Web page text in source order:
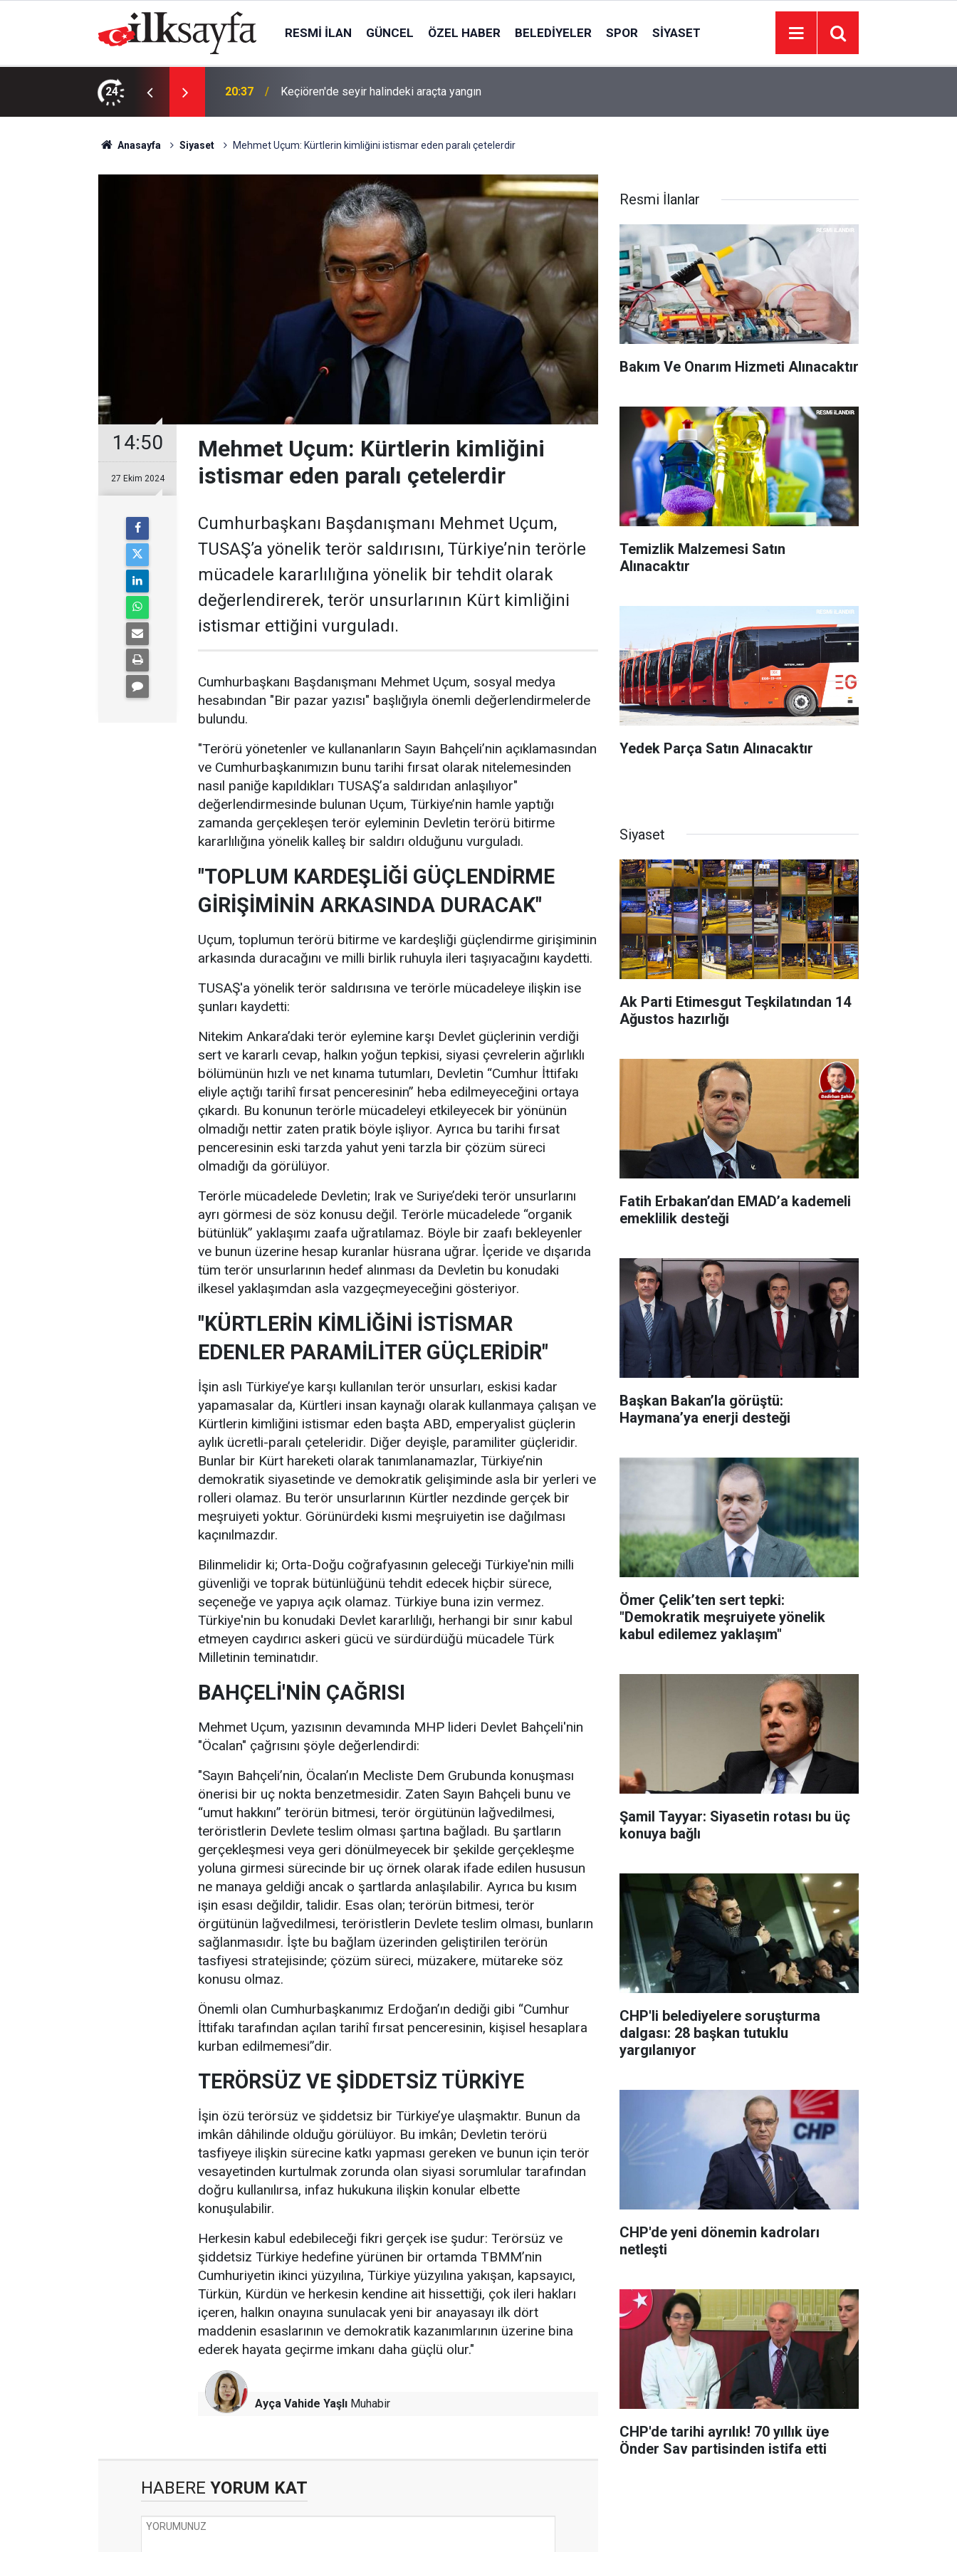
RESMI İLAN GÜNCEL ÖZEL HABER BELEDIYELER SPOR SIYASET
24 20:37 Keçiören'de seyir halindeki araçta yangın
Anasayfa Siyaset Mehmet Uçum: Kürtlerin kimliğini istismar eden paralı çetelerdir
14:50
27 Ekim 2024
Mehmet Uçum: Kürtlerin kimliğini
istismar eden paralı çetelerdir
Cumhurbaşkanı Başdanışmanı Mehmet Uçum,
TUSAŞ’a yönelik terör saldırısını, Türkiye’nin terörle
mücadele kararlılığına yönelik bir tehdit olarak
değerlendirerek, terör unsurlarının Kürt kimliğini
istismar ettiğini vurguladı.
Cumhurbaşkanı Başdanışmanı Mehmet Uçum, sosyal medya
hesabından "Bir pazar yazısı" başlığıyla önemli değerlendirmelerde
bulundu.
"Terörü yönetenler ve kullananların Sayın Bahçeli’nin açıklamasından
ve Cumhurbaşkanımızın bunu tarihi fırsat olarak nitelemesinden
nasıl paniğe kapıldıkları TUSAŞ’a saldırıdan anlaşılıyor"
değerlendirmesinde bulunan Uçum, Türkiye’nin hamle yaptığı
zamanda gerçekleşen terör eyleminin Devletin terörü bitirme
kararlılığına yönelik kalleş bir saldırı olduğunu vurguladı.
"TOPLUM KARDEŞLİĞİ GÜÇLENDİRME
GİRİŞİMİNİN ARKASINDA DURACAK"
Uçum, toplumun terörü bitirme ve kardeşliği güçlendirme girişiminin
arkasında duracağını ve milli birlik ruhuyla ileri taşıyacağını kaydetti.
TUSAŞ'a yönelik terör saldırısına ve terörle mücadeleye ilişkin ise
şunları kaydetti:
Nitekim Ankara’daki terör eylemine karşı Devlet güçlerinin verdiği
sert ve kararlı cevap, halkın yoğun tepkisi, siyasi çevrelerin ağırlıklı
bölümünün hızlı ve net kınama tutumları, Devletin “Cumhur İttifakı
eliyle açtığı tarihî fırsat penceresinin” heba edilmeyeceğini ortaya
çıkardı. Bu konunun terörle mücadeleyi etkileyecek bir yönünün
olmadığı nettir zaten pratik böyle işliyor. Ayrıca bu tarihi fırsat
penceresinin eski tarzda yahut yeni tarzla bir çözüm süreci
olmadığı da görülüyor.
Terörle mücadelede Devletin; Irak ve Suriye’deki terör unsurlarını
ayrı görmesi de söz konusu değil. Terörle mücadelede “organik
bütünlük” yaklaşımı zaafa uğratılamaz. Böyle bir zaafı bekleyenler
ve bunun üzerine hesap kuranlar hüsrana uğrar. İçeride ve dışarıda
tüm terör unsurlarının hedef alınması da Devletin bu konudaki
ilkesel yaklaşımdan asla vazgeçmeyeceğini gösteriyor.
"KÜRTLERİN KİMLİĞİNİ İSTİSMAR
EDENLER PARAMİLİTER GÜÇLERİDİR"
İşin aslı Türkiye’ye karşı kullanılan terör unsurları, eskisi kadar
yapamasalar da, Kürtleri insan kaynağı olarak kullanmaya çalışan ve
Kürtlerin kimliğini istismar eden başta ABD, emperyalist güçlerin
aylık ücretli-paralı çeteleridir. Diğer deyişle, paramiliter güçleridir.
Bunlar bir Kürt hareketi olarak tanımlanamazlar, Türkiye’nin
demokratik siyasetinde ve demokratik gelişiminde asla bir yerleri ve
rolleri olamaz. Bu terör unsurlarının Kürtler nezdinde gerçek bir
meşruiyeti yoktur. Görünürdeki kısmi meşruiyetin ise dağılması
kaçınılmazdır.
Bilinmelidir ki; Orta-Doğu coğrafyasının geleceği Türkiye'nin milli
güvenliği ve toprak bütünlüğünü tehdit edecek hiçbir sürece,
seçeneğe ve yapıya açık olamaz. Türkiye buna izin vermez.
Türkiye'nin bu konudaki Devlet kararlılığı, herhangi bir sınır kabul
etmeyen caydırıcı askeri gücü ve sürdürdüğü mücadele Türk
Milletinin teminatıdır.
BAHÇELİ'NİN ÇAĞRISI
Mehmet Uçum, yazısının devamında MHP lideri Devlet Bahçeli'nin
"Öcalan" çağrısını şöyle değerlendirdi:
"Sayın Bahçeli’nin, Öcalan’ın Mecliste Dem Grubunda konuşması
önerisi bir uç nokta benzetmesidir. Zaten Sayın Bahçeli bunu ve
“umut hakkını” terörün bitmesi, terör örgütünün lağvedilmesi,
teröristlerin Devlete teslim olması şartına bağladı. Bu şartların
gerçekleşmesi veya geri dönülmeyecek bir şekilde gerçekleşme
yoluna girmesi sürecinde bir uç örnek olarak ifade edilen hususun
ne manaya geldiği ancak o şartlarda anlaşılabilir. Ayrıca bu kısım
işin esası değildir, talidir. Esas olan; terörün bitmesi, terör
örgütünün lağvedilmesi, teröristlerin Devlete teslim olması, bunların
sağlanmasıdır. İşte bu bağlam üzerinden geliştirilen terörün
tasfiyesi stratejisinde; çözüm süreci, müzakere, mütareke söz
konusu olmaz.
Önemli olan Cumhurbaşkanımız Erdoğan’ın dediği gibi “Cumhur
İttifakı tarafından açılan tarihî fırsat penceresinin, kişisel hesaplara
kurban edilmemesi”dir.
TERÖRSÜZ VE ŞİDDETSİZ TÜRKİYE
İşin özü terörsüz ve şiddetsiz bir Türkiye’ye ulaşmaktır. Bunun da
imkân dâhilinde olduğu görülüyor. Bu imkân; Devletin terörü
tasfiyeye ilişkin sürecine katkı yapması gereken ve bunun için terör
vesayetinden kurtulmak zorunda olan siyasi sorumlular tarafından
doğru kullanılırsa, infaz hukukuna ilişkin konular elbette
konuşulabilir.
Herkesin kabul edebileceği fikri gerçek ise şudur: Terörsüz ve
şiddetsiz Türkiye hedefine yürünen bir ortamda TBMM’nin
Cumhuriyetin ikinci yüzyılına, Türkiye yüzyılına yakışan, kapsayıcı,
Türkün, Kürdün ve herkesin kendine ait hissettiği, çok ileri hakları
içeren, halkın onayına sunulacak yeni bir anayasayı ilk dört
maddenin esaslarının ve demokratik kazanımlarının üzerine bina
ederek hayata geçirme imkanı daha güçlü olur."
Ayça Vahide Yaşlı Muhabir
HABERE YORUM KAT
Resmi İlanlar
Bakım Ve Onarım Hizmeti Alınacaktır
Temizlik Malzemesi Satın
Alınacaktır
Yedek Parça Satın Alınacaktır
Siyaset
Ak Parti Etimesgut Teşkilatından 14
Ağustos hazırlığı
Fatih Erbakan’dan EMAD’a kademeli
emeklilik desteği
Başkan Bakan’la görüştü:
Haymana’ya enerji desteği
Ömer Çelik’ten sert tepki:
"Demokratik meşruiyete yönelik
kabul edilemez yaklaşım"
Şamil Tayyar: Siyasetin rotası bu üç
konuya bağlı
CHP'li belediyelere soruşturma
dalgası: 28 başkan tutuklu
yargılanıyor
CHP'de yeni dönemin kadroları
netleşti
CHP'de tarihi ayrılık! 70 yıllık üye
Önder Sav partisinden istifa etti